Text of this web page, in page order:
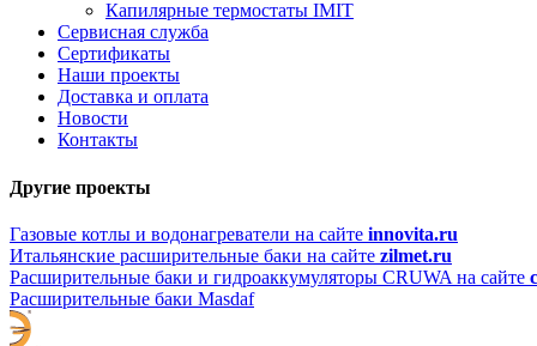
Капилярные термостаты IMIT
Сервисная служба
Сертификаты
Наши проекты
Доставка и оплата
Новости
Контакты
Другие проекты
Газовые котлы и водонагреватели на сайте innovita.ru
Итальянские расширительные баки на сайте zilmet.ru
Расширительные баки и гидроаккумуляторы CRUWA на сайте
Расширительные баки Masdaf